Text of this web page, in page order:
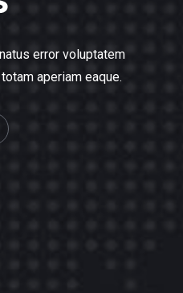
error voluptatem
aperiam eaque.